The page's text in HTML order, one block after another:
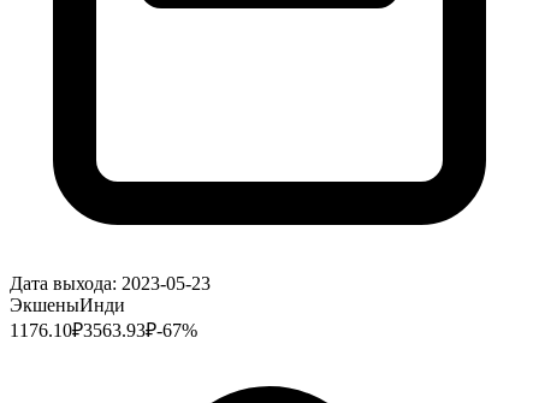
Дата выхода: 2023-05-23
ЭкшеныИнди
1176.10₽3563.93₽-67%